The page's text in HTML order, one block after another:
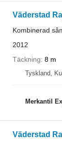
Väderstad
Kombinerad
2012
Täckning 8 m
Tyskland,
Merkantil
Väderstad